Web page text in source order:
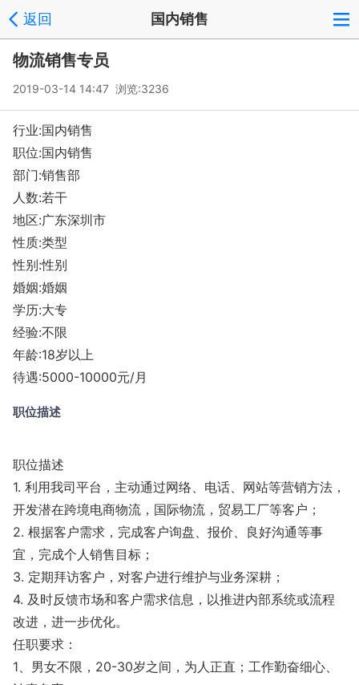
返回 国内销售
物流销售专员
2019-03-14 14:47 浏览:3236
行业:国内销售
职位:国内销售
部门:销售部
人数:若干
地区:广东深圳市
性质:类型
性别:性别
婚姻:婚姻
学历:大专
经验:不限
年龄:18岁以上
待遇:5000-10000元/月
职位描述
职位描述
1. 利用我司平台，主动通过网络、电话、网站等营销方法，
开发潜在跨境电商物流，国际物流，贸易工厂等客户；
2. 根据客户需求，完成客户询盘、报价、良好沟通等事
宜，完成个人销售目标；
3. 定期拜访客户，对客户进行维护与业务深耕；
4. 及时反馈市场和客户需求信息，以推进内部系统或流程
改进，进一步优化。
任职要求：
1、男女不限，20-30岁之间，为人正直；工作勤奋细心、